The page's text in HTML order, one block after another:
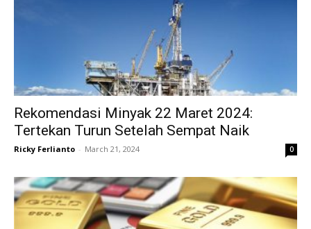
Rekomendasi Minyak 22 Maret 2024:
Tertekan Turun Setelah Sempat Naik
Ricky Ferlianto - March 21, 2024 0